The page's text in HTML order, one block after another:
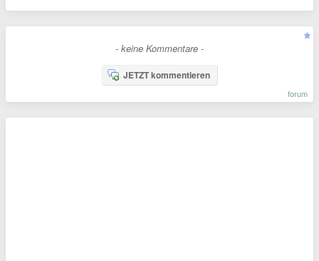
- keine Kommentare -
JETZT kommentieren
forum